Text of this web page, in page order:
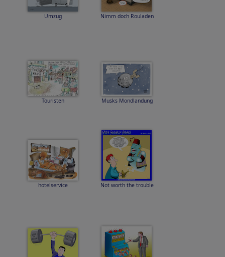
Umzug Nimm doch Rouladen
Touristen Musks Mondlandung
hotelservice Not worth the trouble